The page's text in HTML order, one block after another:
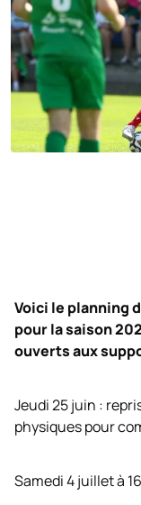
Voici le planning
pour la saison
ouverts aux
Jeudi 25 juin :
physiques pour
Samedi 4 juillet à